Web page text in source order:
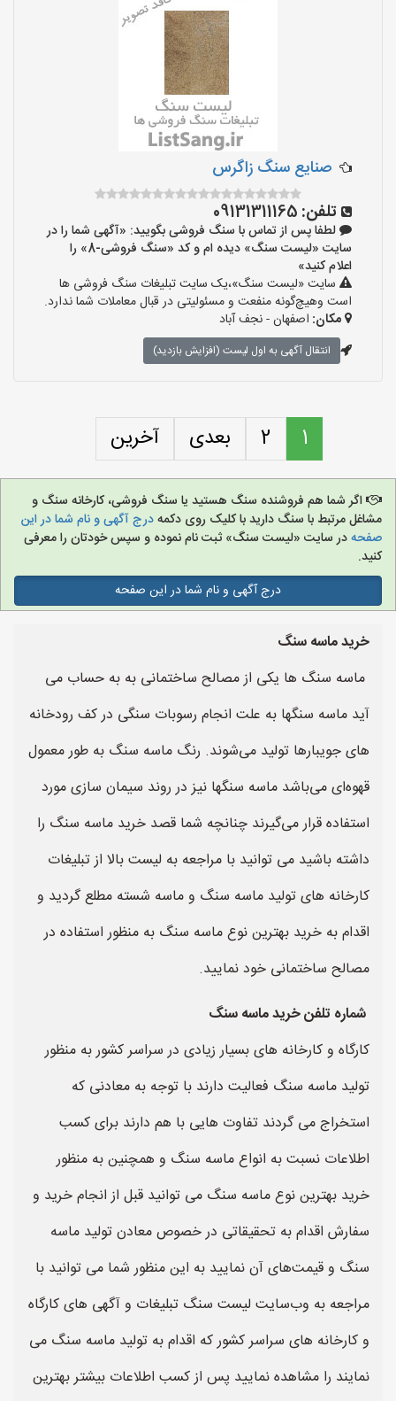
صنایع سنگ زاگرس
تلفن: 09131311165
لطفا پس از تماس با سنگ فروشی بگویید: «آگهی شما را در
سایت «لیست سنگ» دیده ام و کد «سنگ فروشی-8» را
اعلام کنید»
سایت «لیست سنگ»،یک سایت تبلیغات سنگ فروشی ها
است وهیچ‌گونه منفعت و مسئولیتی در قبال معاملات شما ندارد.
مکان: اصفهان - نجف‌ آباد
انتقال آگهی به اول لیست (افزایش بازدید)
1
2 بعدی آخرین
اگر شما هم فروشنده سنگ هستید یا سنگ فروشی، کارخانه سنگ و
مشاغل مرتبط با سنگ دارید با کلیک روی دکمهدرج آگهی و نام شما در این
صفحهدر سایت «لیست سنگ» ثبت نام نموده و سپس خودتان را معرفی
کنید.
درج آگهی و نام شما در این صفحه
خرید ماسه سنگ
ماسه سنگ ها یکی از مصالح ساختمانی به به حساب می
آید ماسه سنگها به علت انجام رسوبات سنگی در کف رودخانه
های جویبارها تولید می‌شوند. رنگ ماسه سنگ به طور معمول
قهوه‌ای می‌باشد ماسه سنگها نیز در روند سیمان سازی مورد
استفاده قرار می‌گیرند چنانچه شما قصد خرید ماسه سنگ را
داشته باشید می توانید با مراجعه به لیست بالا از تبلیغات
کارخانه های تولید ماسه سنگ و ماسه شسته مطلع گردید و
اقدام به خرید بهترین نوع ماسه سنگ به منظور استفاده در
مصالح ساختمانی خود نمایید.
شماره تلفن خرید ماسه سنگ
کارگاه و کارخانه های بسیار زیادی در سراسر کشور به منظور
تولید ماسه سنگ فعالیت دارند با توجه به معادنی که
استخراج می گردند تفاوت هایی با هم دارند برای کسب
اطلاعات نسبت به انواع ماسه سنگ و همچنین به منظور
خرید بهترین نوع ماسه سنگ می توانید قبل از انجام خرید و
سفارش اقدام به تحقیقاتی در خصوص معادن تولید ماسه
سنگ و قیمت‌های آن نمایید به این منظور شما می توانید با
مراجعه به وب‌سایت لیست سنگ تبلیغات و آگهی های کارگاه
و کارخانه های سراسر کشور که اقدام به تولید ماسه سنگ می
نمایند را مشاهده نمایید پس از کسب اطلاعات بیشتر بهترین